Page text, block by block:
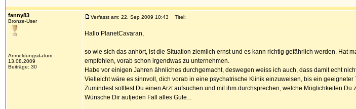
fanny83
Bronze-User
Anmeldungsdatum:
13.08.2009
Beiträge: 30
Verfasst am: 22. Sep 2009 10:43 Titel:
Hallo PlanetCavaran,
so wie sich das anhört, ist die Situation ziemlich ernst und es kann richtig gefährlich werden. Hat
empfehlen, vorab schon irgendwas zu unternehmen.
Habe vor einigen Jahren ähnliches durchgemacht, deswegen weiss ich auch, dass damit echt
Vielleicht wäre es sinnvoll, dich vorab in eine psychatrische Klinik einzuweisen, bis ein geeigneter
Zumindest solltest Du einen Arzt aufsuchen und mit ihm durchsprechen, welche Möglichkeiten Du
Wünsche Dir aufjeden Fall alles Gute...